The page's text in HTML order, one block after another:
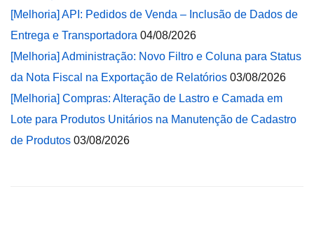
[Melhoria] API: Pedidos de Venda – Inclusão de Dados de
Entrega e Transportadora 04/08/2026
[Melhoria] Administração: Novo Filtro e Coluna para Status
da Nota Fiscal na Exportação de Relatórios 03/08/2026
[Melhoria] Compras: Alteração de Lastro e Camada em
Lote para Produtos Unitários na Manutenção de Cadastro
de Produtos 03/08/2026